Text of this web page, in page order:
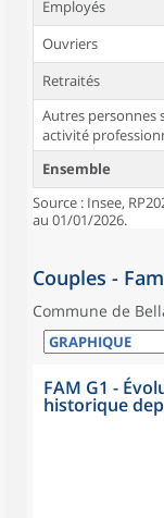
Employés
Ouvriers
Retraités
Autres personnes
activité
Ensemble
Source : Insee,
au 01/01/2026.
Couples -
Commune de
FAM G1 -
historique